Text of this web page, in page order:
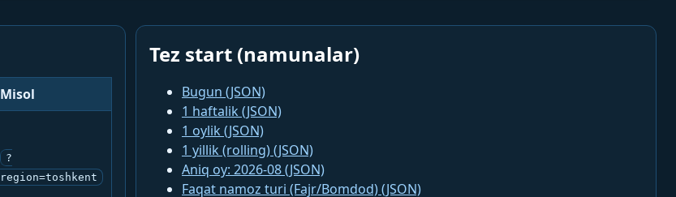
Misol
?
region=toshkent
Tez start (namunalar)
Bugun (JSON)
1 haftalik (JSON)
1 oylik (JSON)
1 yillik (rolling) (JSON)
Aniq oy: 2026-08 (JSON)
Faqat namoz turi (Fajr/Bomdod) (JSON)